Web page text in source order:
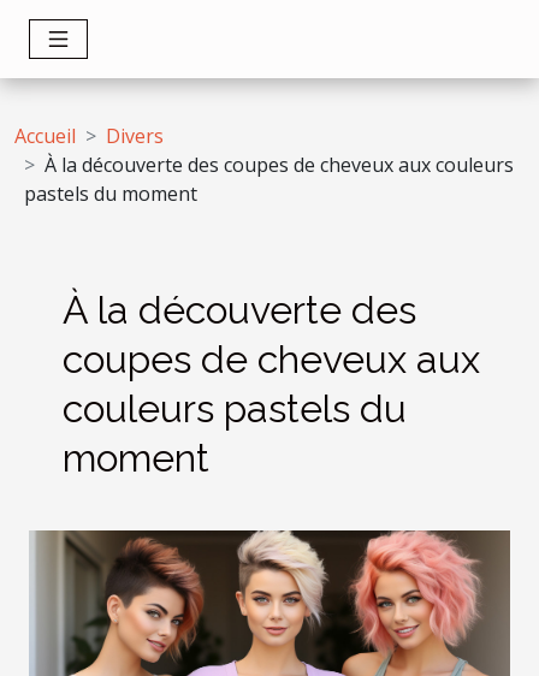
Accueil
Divers
À la découverte des coupes de cheveux aux couleurs
pastels du moment
À la découverte des
coupes de cheveux aux
couleurs pastels du
moment